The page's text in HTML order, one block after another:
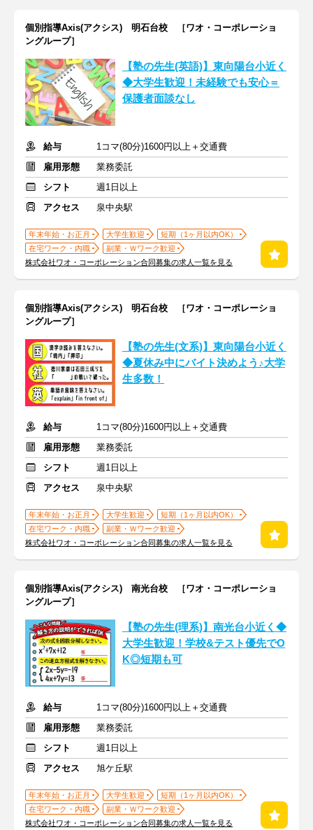
個別指導Axis(アクシス) 明石台校 ［ワオ・コーポレーショ
ングループ］
【塾の先生(英語)】東向陽台小近く
◆大学生歓迎！未経験でも安心＝
保護者面談なし
給与
1コマ(80分)1600円以上＋交通費
雇用形態
業務委託
シフト
週1日以上
アクセス
泉中央駅
年末年始・お正月 大学生歓迎
短期（1ヶ月以内OK）
在宅ワーク・内職
副業・Ｗワーク歓迎
株式会社ワオ・コーポレーション合同募集の求人一覧を見る
個別指導Axis(アクシス) 明石台校 ［ワオ・コーポレーショ
ングループ］
【塾の先生(文系)】東向陽台小近く
◆夏休み中にバイト決めよう♪大学
生多数！
給与
1コマ(80分)1600円以上＋交通費
雇用形態
業務委託
シフト
週1日以上
アクセス
泉中央駅
年末年始・お正月 大学生歓迎
短期（1ヶ月以内OK）
在宅ワーク・内職
副業・Ｗワーク歓迎
株式会社ワオ・コーポレーション合同募集の求人一覧を見る
個別指導Axis(アクシス) 南光台校 ［ワオ・コーポレーショ
ングループ］
【塾の先生(理系)】南光台小近く◆
大学生歓迎！学校&テスト優先でO
K◎短期も可
給与
1コマ(80分)1600円以上＋交通費
雇用形態
業務委託
シフト
週1日以上
アクセス
旭ケ丘駅
年末年始・お正月 大学生歓迎
短期（1ヶ月以内OK）
在宅ワーク・内職
副業・Ｗワーク歓迎
株式会社ワオ・コーポレーション合同募集の求人一覧を見る